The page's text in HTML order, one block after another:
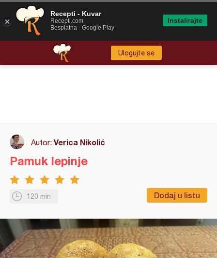
Ulogujte se
Autor: Verica Nikolić
120 min Dodaj u listu
Pamuk lepinje
Recepti - Kuvar
Recepti.com
Besplatna - Google Play
Instalirajte